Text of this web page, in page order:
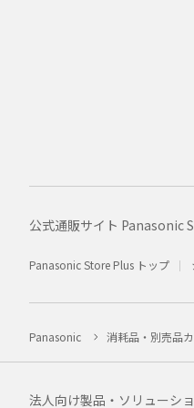
公式通販サイト Panasonic
Panasonic Store Plus トップ
Panasonic 消耗品・別売品
法人向け製品・ソリューシ